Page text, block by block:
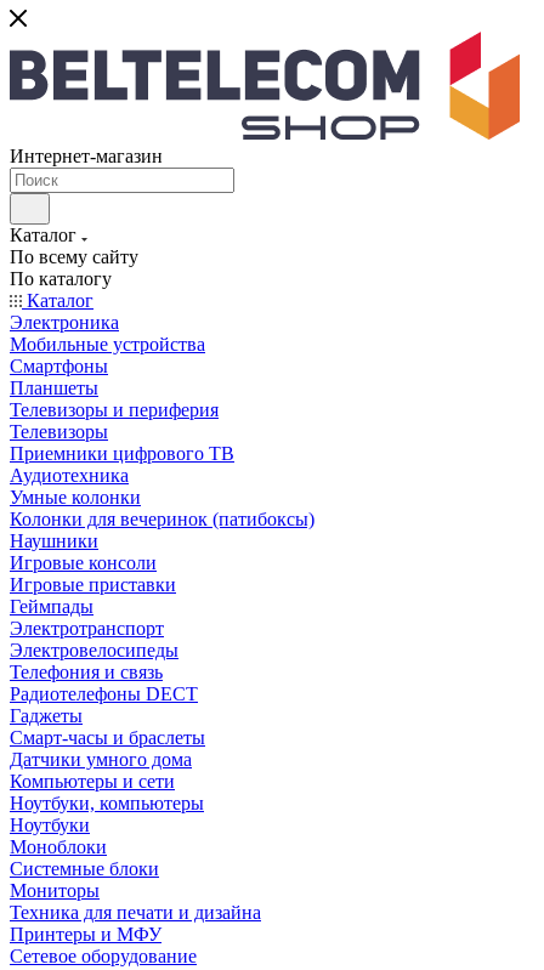
Интернет-магазин
Каталог
По всему сайту
По каталогу
Каталог
Электроника
Мобильные устройства
Смартфоны
Планшеты
Телевизоры и периферия
Телевизоры
Приемники цифрового ТВ
Аудиотехника
Умные колонки
Колонки для вечеринок (патибоксы)
Наушники
Игровые консоли
Игровые приставки
Геймпады
Электротранспорт
Электровелосипеды
Телефония и связь
Радиотелефоны DECT
Гаджеты
Смарт-часы и браслеты
Датчики умного дома
Компьютеры и сети
Ноутбуки, компьютеры
Ноутбуки
Моноблоки
Системные блоки
Мониторы
Техника для печати и дизайна
Принтеры и МФУ
Сетевое оборудование